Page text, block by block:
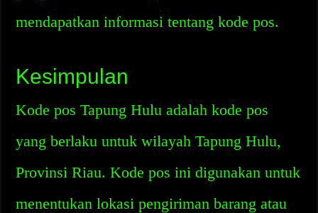
mendapatkan informasi tentang kode pos.
Kesimpulan
Kode pos Tapung Hulu adalah kode pos
yang berlaku untuk wilayah Tapung Hulu,
Provinsi Riau. Kode pos ini digunakan untuk
menentukan lokasi pengiriman barang atau